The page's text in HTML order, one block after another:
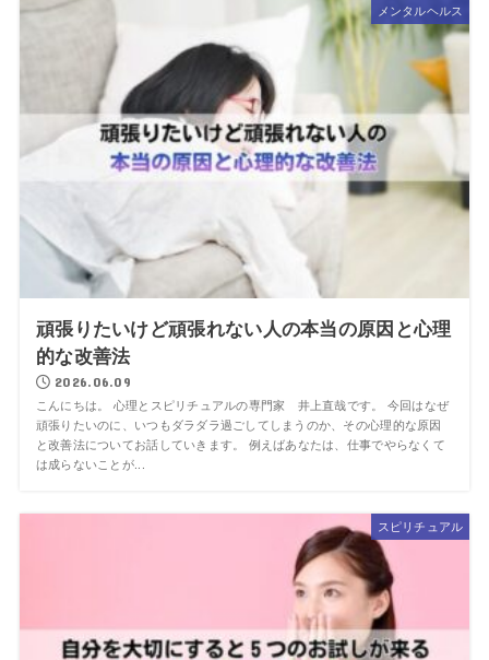
メンタルヘルス
頑張りたいけど頑張れない人の本当の原因と心理
的な改善法
2026.06.09
こんにちは。 心理とスピリチュアルの専門家 井上直哉です。 今回はなぜ
頑張りたいのに、いつもダラダラ過ごしてしまうのか、その心理的な原因
と改善法についてお話していきます。 例えばあなたは、仕事でやらなくて
は成らないことが...
スピリチュアル